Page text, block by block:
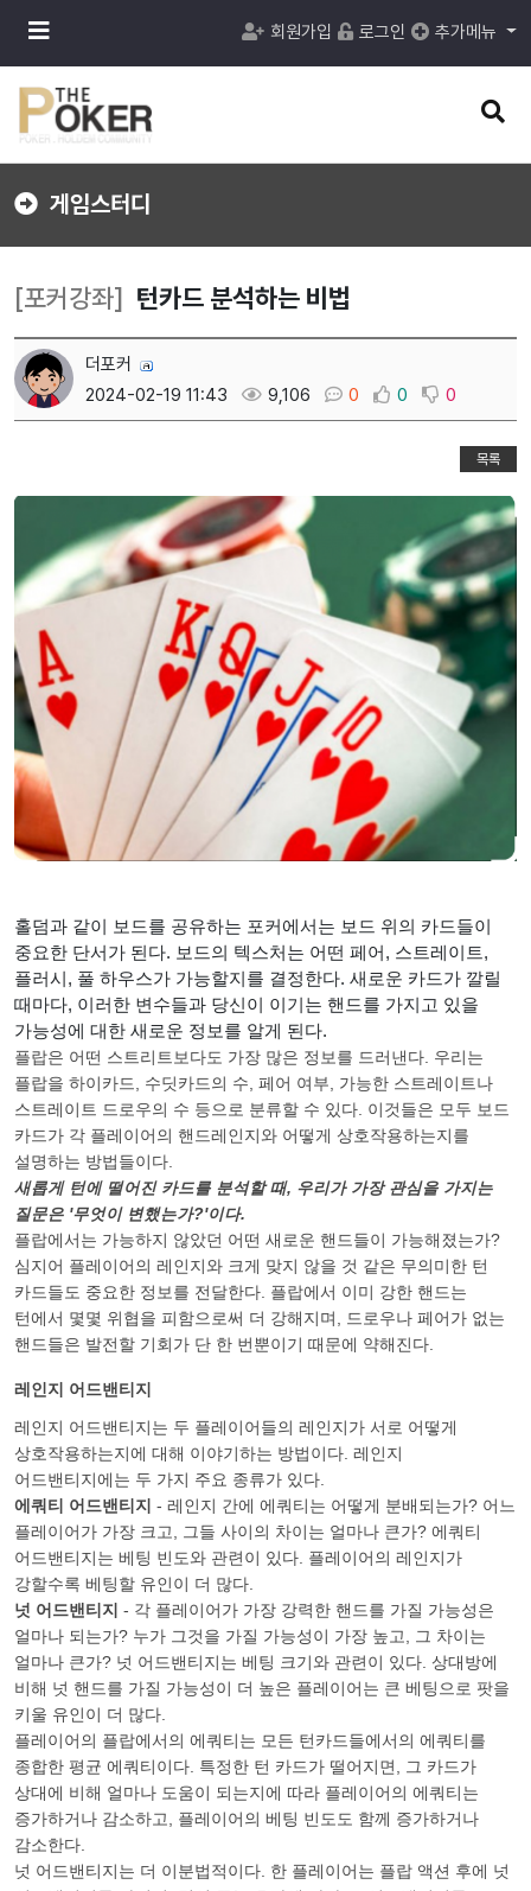
메
튼
회원가입 로그인 추가메뉴
검
버
게임스터디
[포커강좌] 턴카드 분석하는 비법
더포커
2024-02-19 11:43
9,106 0 0 0
목록
홀덤과 같이 보드를 공유하는 포커에서는 보드 위의 카드들이
중요한 단서가 된다. 보드의 텍스처는 어떤 페어, 스트레이트,
플러시, 풀 하우스가 가능할지를 결정한다. 새로운 카드가 깔릴
때마다, 이러한 변수들과 당신이 이기는 핸드를 가지고 있을
가능성에 대한 새로운 정보를 알게 된다.
플랍은 어떤 스트리트보다도 가장 많은 정보를 드러낸다. 우리는
플랍을 하이카드, 수딧카드의 수, 페어 여부, 가능한 스트레이트나
스트레이트 드로우의 수 등으로 분류할 수 있다. 이것들은 모두 보드
카드가 각 플레이어의 핸드레인지와 어떻게 상호작용하는지를
설명하는 방법들이다.
새롭게 턴에 떨어진 카드를 분석할 때, 우리가 가장 관심을 가지는
질문은 '무엇이 변했는가?'이다.
플랍에서는 가능하지 않았던 어떤 새로운 핸드들이 가능해졌는가?
심지어 플레이어의 레인지와 크게 맞지 않을 것 같은 무의미한 턴
카드들도 중요한 정보를 전달한다. 플랍에서 이미 강한 핸드는
턴에서 몇몇 위협을 피함으로써 더 강해지며, 드로우나 페어가 없는
핸드들은 발전할 기회가 단 한 번뿐이기 때문에 약해진다.
레인지 어드밴티지
레인지 어드밴티지는 두 플레이어들의 레인지가 서로 어떻게
상호작용하는지에 대해 이야기하는 방법이다. 레인지
어드밴티지에는 두 가지 주요 종류가 있다.
에쿼티 어드밴티지 - 레인지 간에 에쿼티는 어떻게 분배되는가? 어느
플레이어가 가장 크고, 그들 사이의 차이는 얼마나 큰가? 에쿼티
어드밴티지는 베팅 빈도와 관련이 있다. 플레이어의 레인지가
강할수록 베팅할 유인이 더 많다.
넛 어드밴티지 - 각 플레이어가 가장 강력한 핸드를 가질 가능성은
얼마나 되는가? 누가 그것을 가질 가능성이 가장 높고, 그 차이는
얼마나 큰가? 넛 어드밴티지는 베팅 크기와 관련이 있다. 상대방에
비해 넛 핸드를 가질 가능성이 더 높은 플레이어는 큰 베팅으로 팟을
키울 유인이 더 많다.
플레이어의 플랍에서의 에쿼티는 모든 턴카드들에서의 에쿼티를
종합한 평균 에쿼티이다. 특정한 턴 카드가 떨어지면, 그 카드가
상대에 비해 얼마나 도움이 되는지에 따라 플레이어의 에쿼티는
증가하거나 감소하고, 플레이어의 베팅 빈도도 함께 증가하거나
감소한다.
넛 어드밴티지는 더 이분법적이다. 한 플레이어는 플랍 액션 후에 넛